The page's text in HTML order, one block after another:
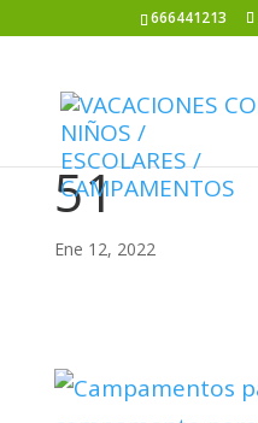
666441213
51
Ene 12, 2022